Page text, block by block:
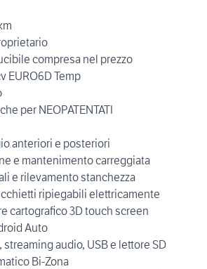
compresa nel prezzo
EURO6D Temp
per NEOPATENTATI
anteriori e posteriori
e mantenimento carreggiata
e rilevamento stanchezza
ripiegabili elettricamente
cartografico 3D touch screen
Auto
audio, USB e lettore SD
Bi-Zona